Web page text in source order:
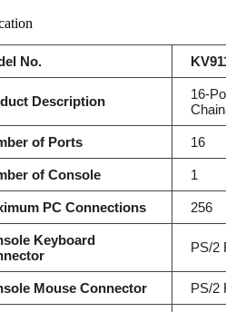
No.
Description
16-
of Ports 16
of Console 1
PC Connections 256
Keyboard
PS/2
Mouse Connector PS/2